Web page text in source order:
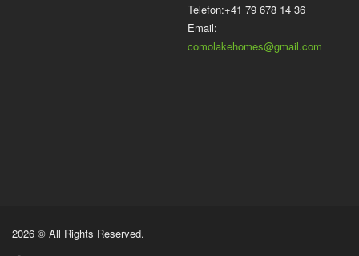
Telefon:+41 79 678 14 36
Email:
comolakehomes@gmail.com
2026 © All Rights Reserved.